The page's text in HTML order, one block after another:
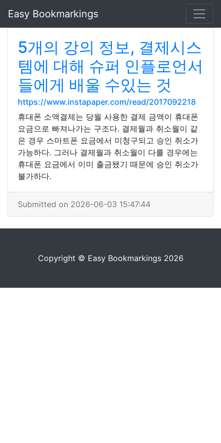
Easy Bookmarkings
5개의 강의 정보, 결제시스
템에 대해 슈퍼 인플로언서
들에게 배울 수있는 것
https://www.instapaper.com/read/2017092218
휴대폰 소액결제는 당월 사용한 결제 금액이 휴대폰
요금으로 빠져나가는 구조다. 결제월과 취소월이 같
은 경우 스마트폰 요금에서 미청구되고 승인 취소가
가능하다. 그러나 결제월과 취소월이 다를 경우에는
휴대폰 요금에서 이미 출금됐기 때문에 승인 취소가
불가하다.
Submitted on 2026-06-03 15:47:44
Copyright © Easy Bookmarkings 2026